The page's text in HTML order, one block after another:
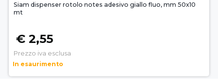
Siam dispenser rotolo notes adesivo giallo fluo, mm 50x10
mt
€ 2,55
Prezzo iva esclusa
In esaurimento